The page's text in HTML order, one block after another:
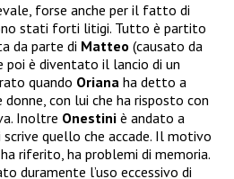
forse anche per il fatto di
stati forti litigi. Tutto è partito
da parte di Matteo (causato da
poi è diventato il lancio di un
quando Oriana ha detto a
con lui che ha risposto con
Inoltre Onestini è andato a
scrive quello che accade. Il motivo
riferito, ha problemi di memoria.
duramente l’uso eccessivo di